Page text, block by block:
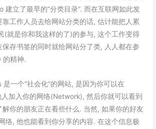
建立了最早的”分类目录”. 而在互联网如此发
工作人员去给网站分类的话, 估计能把人累
(就是你和我这样的了)的参与, 这个工作变得
存书签的同时就给网站分了类, 人人都在参
的精神.
一个”社会化”的网站, 是因为你可以在
加入你的网络(Network), 然后你就可以看到
你的朋友正在看些什么. 当然, 如果你的好友
络, 他也能看到你分享的内容. 在这个信息极